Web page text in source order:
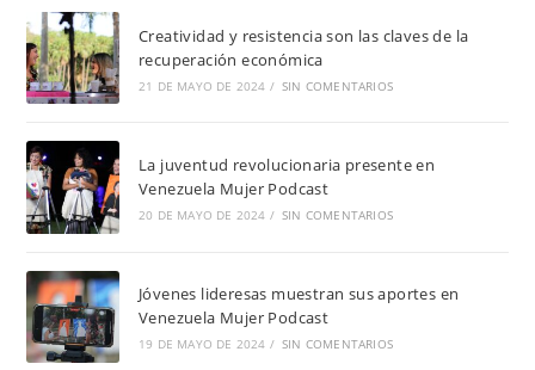
Creatividad y resistencia son las claves de la
recuperación económica
21 DE MAYO DE 2024 / SIN COMENTARIOS
La juventud revolucionaria presente en
Venezuela Mujer Podcast
20 DE MAYO DE 2024 / SIN COMENTARIOS
Jóvenes lideresas muestran sus aportes en
Venezuela Mujer Podcast
19 DE MAYO DE 2024 / SIN COMENTARIOS